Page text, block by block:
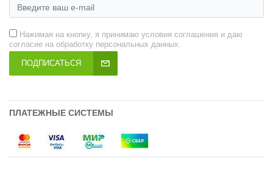
Нажимая на кнопку, я принимаю условия соглашения и даю
согласие на обработку персональных данных.
ПОДПИСАТЬСЯ
ПЛАТЕЖНЫЕ СИСТЕМЫ